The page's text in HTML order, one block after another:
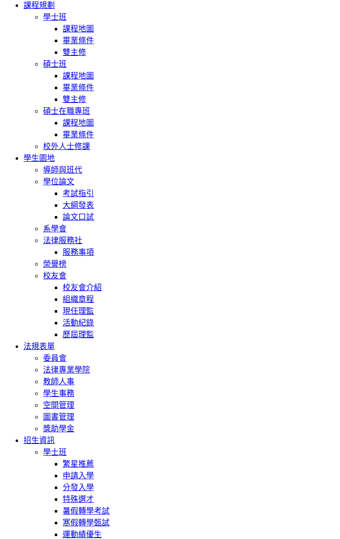
課程規劃
學士班
課程地圖
畢業條件
雙主修
碩士班
課程地圖
畢業條件
雙主修
碩士在職專班
課程地圖
畢業條件
校外人士修課
學生園地
導師與班代
學位論文
考試指引
大綱發表
論文口試
系學會
法律服務社
服務事項
榮譽榜
校友會
校友會介紹
組織章程
現任理監
活動紀錄
歷屆理監
法規表單
委員會
法律專業學院
教師人事
學生事務
空間管理
圖書管理
獎助學金
招生資訊
學士班
繁星推薦
申請入學
分發入學
特殊選才
暑假轉學考試
寒假轉學甄試
運動績優生